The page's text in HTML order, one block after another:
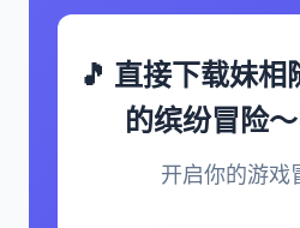
🎵 直接下载妹相
的缤纷冒险
开启你的游戏